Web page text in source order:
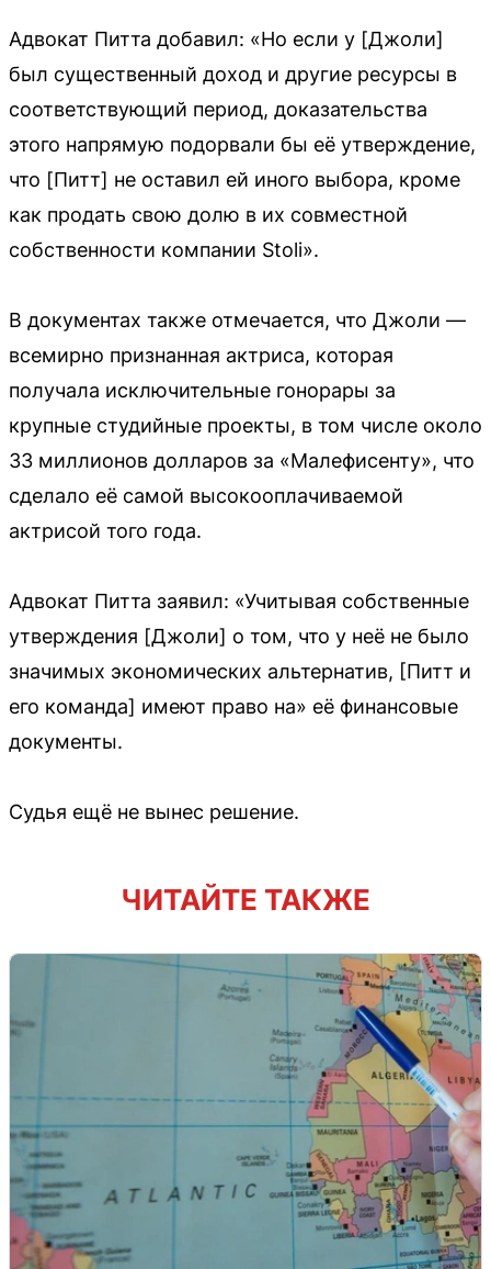
Адвокат Питта добавил: «Но если у [Джоли]
был существенный доход и другие ресурсы в
соответствующий период, доказательства
этого напрямую подорвали бы её утверждение,
что [Питт] не оставил ей иного выбора, кроме
как продать свою долю в их совместной
собственности компании Stoli».
В документах также отмечается, что Джоли —
всемирно признанная актриса, которая
получала исключительные гонорары за
крупные студийные проекты, в том числе около
33 миллионов долларов за «Малефисенту», что
сделало её самой высокооплачиваемой
актрисой того года.
Адвокат Питта заявил: «Учитывая собственные
утверждения [Джоли] о том, что у неё не было
значимых экономических альтернатив, [Питт и
его команда] имеют право на» её финансовые
документы.
Судья ещё не вынес решение.
ЧИТАЙТЕ ТАКЖЕ